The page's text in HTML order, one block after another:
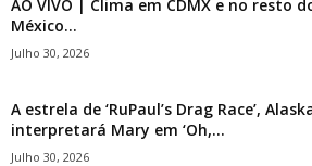
AO VIVO | Clima em CDMX e no resto
México...
Julho 30, 2026
A estrela de ‘RuPaul’s Drag Race’,
interpretará Mary em ‘Oh,...
Julho 30, 2026